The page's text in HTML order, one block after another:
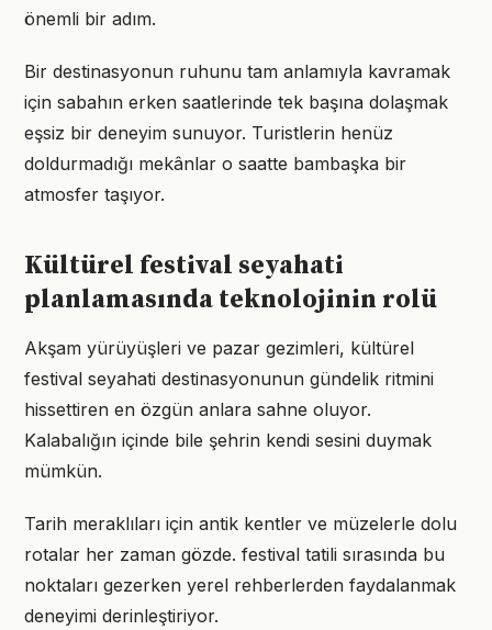
önemli bir adım.
Bir destinasyonun ruhunu tam anlamıyla kavramak
için sabahın erken saatlerinde tek başına dolaşmak
eşsiz bir deneyim sunuyor. Turistlerin henüz
doldurmadığı mekânlar o saatte bambaşka bir
atmosfer taşıyor.
Kültürel festival seyahati
planlamasında teknolojinin rolü
Akşam yürüyüşleri ve pazar gezimleri, kültürel
festival seyahati destinasyonunun gündelik ritmini
hissettiren en özgün anlara sahne oluyor.
Kalabalığın içinde bile şehrin kendi sesini duymak
mümkün.
Tarih meraklıları için antik kentler ve müzelerle dolu
rotalar her zaman gözde. festival tatili sırasında bu
noktaları gezerken yerel rehberlerden faydalanmak
deneyimi derinleştiriyor.